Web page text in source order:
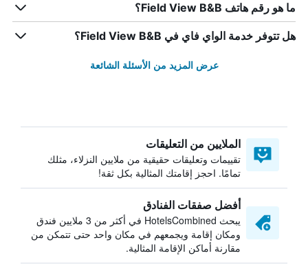
ما هو رقم هاتف Field View B&B؟
هل تتوفر خدمة الواي فاي في Field View B&B؟
عرض المزيد من الأسئلة الشائعة
الملايين من التعليقات
تقييمات وتعليقات حقيقية من ملايين النزلاء، مثلك
تمامًا. احجز إقامتك المثالية بكل ثقة!
أفضل صفقات الفنادق
يبحث HotelsCombined في أكثر من 3 ملايين فندق
ومكان إقامة ويجمعهم في مكان واحد حتى تتمكن من
مقارنة أماكن الإقامة المثالية.